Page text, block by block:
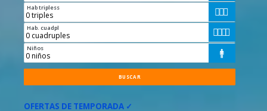
Hab tripless 
Hab. cuadpl 
Niños 
OFERTAS DE TEMPORADA ✓